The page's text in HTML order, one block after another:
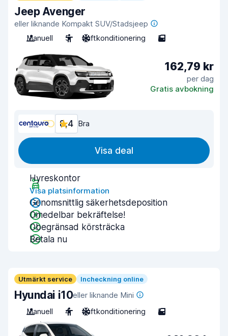
Jeep Avenger
eller liknande Kompakt SUV/Stadsjeep
Manuell
5 Luftkonditionering 5
162,79 kr
per dag
Gratis avbokning
8,4 Bra
Visa deal
Hyreskontor
Visa platsinformation
Genomsnittlig säkerhetsdeposition
Omedelbar bekräftelse!
Obegränsad körsträcka
Betala nu
Utmärkt service Incheckning online
Hyundai i10eller liknande Mini
Manuell
4 Luftkonditionering 5